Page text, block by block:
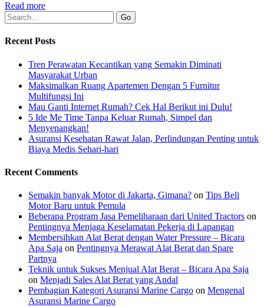
Read more
Recent Posts
Tren Perawatan Kecantikan yang Semakin Diminati
Masyarakat Urban
Maksimalkan Ruang Apartemen Dengan 5 Furnitur
Multifungsi Ini
Mau Ganti Internet Rumah? Cek Hal Berikut ini Dulu!
5 Ide Me Time Tanpa Keluar Rumah, Simpel dan
Menyenangkan!
Asuransi Kesehatan Rawat Jalan, Perlindungan Penting untuk
Biaya Medis Sehari-hari
Recent Comments
Semakin banyak Motor di Jakarta, Gimana? on Tips Beli
Motor Baru untuk Pemula
Beberapa Program Jasa Pemeliharaan dari United Tractors on
Pentingnya Menjaga Keselamatan Pekerja di Lapangan
Membersihkan Alat Berat dengan Water Pressure – Bicara
Apa Saja on Pentingnya Merawat Alat Berat dan Spare
Partnya
Teknik untuk Sukses Menjual Alat Berat – Bicara Apa Saja
on Menjadi Sales Alat Berat yang Andal
Pembagian Kategori Asuransi Marine Cargo on Mengenal
Asuransi Marine Cargo